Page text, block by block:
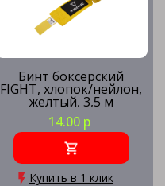
Бинт боксерский
FIGHT, хлопок/нейлон,
желтый, 3,5 м
14.00 р
Купить в 1 клик